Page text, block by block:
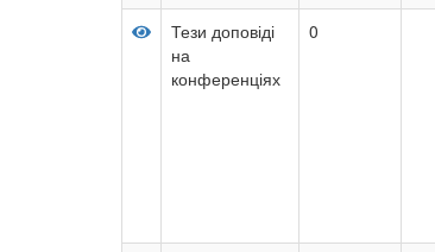
Тези доповіді
на
конференціях
0